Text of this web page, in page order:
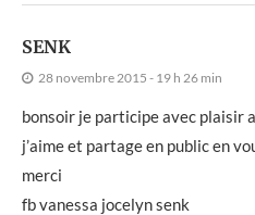
SENK
28 novembre 2015 - 19 h 26 min
bonsoir je participe avec plaisir
j’aime et partage en public en
merci
fb vanessa jocelyn senk